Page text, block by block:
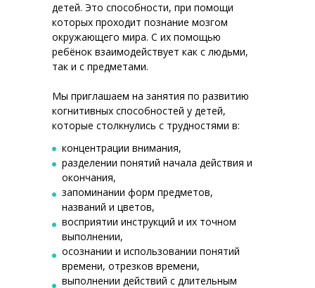
концентрации внимания,
разделении понятий начала действия и
окончания,
запоминании форм предметов,
названий и цветов,
восприятии инструкций и их точном
выполнении,
осознании и использовании понятий
времени, отрезков времени,
выполнении действий с длительным
детей. Это способности, при помощи
которых проходит познание мозгом
окружающего мира. С их помощью
ребёнок взаимодействует как с людьми,
так и с предметами.
Мы приглашаем на занятия по развитию
когнитивных способностей у детей,
которые столкнулись с трудностями в: